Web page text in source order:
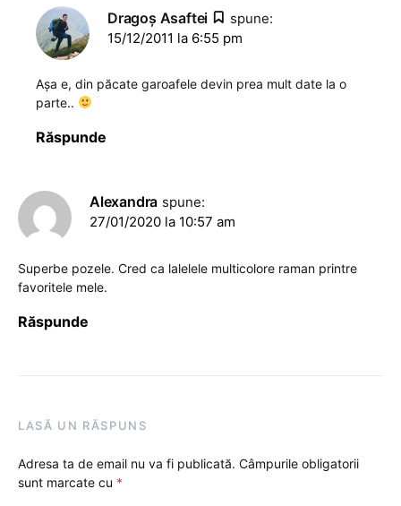
Dragoş Asaftei
spune:
15/12/2011 la 6:55 pm
Așa e, din păcate garoafele devin prea mult date la o
parte..
Răspunde
Alexandra spune:
27/01/2020 la 10:57 am
Superbe pozele. Cred ca lalelele multicolore raman printre
favoritele mele.
Răspunde
LASĂ UN RĂSPUNS
Adresa ta de email nu va fi publicată. Câmpurile obligatorii
sunt marcate cu *